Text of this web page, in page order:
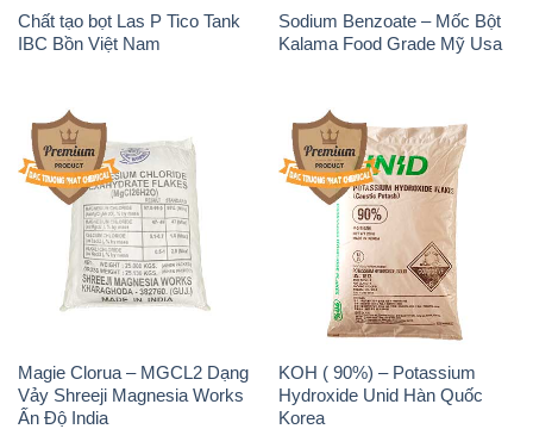
Chất tạo bọt Las P Tico Tank
IBC Bồn Việt Nam
Sodium Benzoate – Mốc Bột
Kalama Food Grade Mỹ Usa
Magie Clorua – MGCL2 Dạng
Vảy Shreeji Magnesia Works
Ấn Độ India
KOH ( 90%) – Potassium
Hydroxide Unid Hàn Quốc
Korea